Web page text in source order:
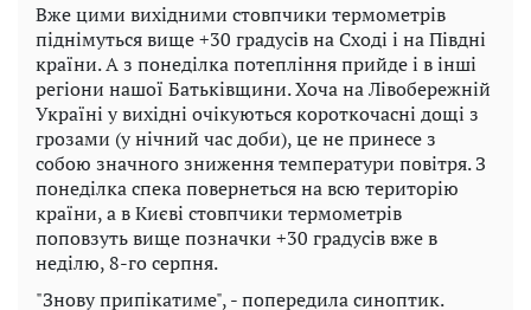
Вже цими вихідними стовпчики термометрів
піднімуться вище +30 градусів на Сході і на Півдні
країни. А з понеділка потепління прийде і в інші
регіони нашої Батьківщини. Хоча на Лівобережній
Україні у вихідні очікуються короткочасні дощі з
грозами (у нічний час доби), це не принесе з
собою значного зниження температури повітря. З
понеділка спека повернеться на всю територію
країни, а в Києві стовпчики термометрів
поповзуть вище позначки +30 градусів вже в
неділю, 8-го серпня.
"Знову припікатиме", - попередила синоптик.